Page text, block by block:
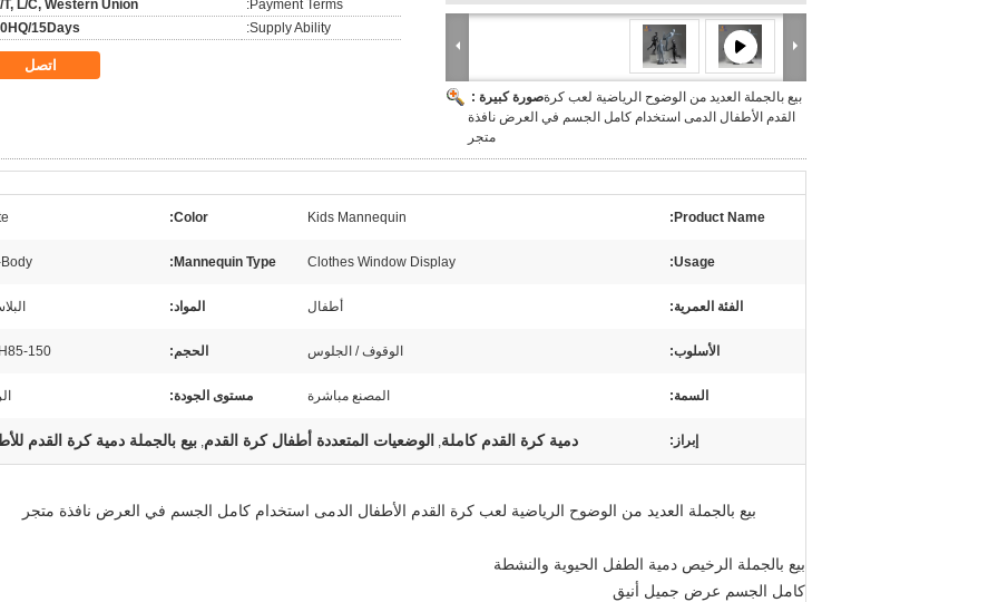
صورة كبيرة :بيع بالجملة العديد من الوضوح الرياضية لعب كرة
القدم الأطفال الدمى استخدام كامل الجسم في العرض نافذة
متجر
Payment Terms:
T, L/C, Western Union
Supply Ability:
15Days
اتصل
Product Name:
Kids Mannequin
Color:
Usage:
Clothes Window Display
Mannequin Type:
الفئة العمرية: أطفال المواد:
الأسلوب: الوقوف / الجلوس الحجم: H85-150 سم
السمة: المصنع مباشرة مستوى الجودة:
إبراز: دمية كرة القدم كاملة, الوضعيات المتعددة أطفال كرة القدم, بيع بالجملة دمية كرة القدم
بيع بالجملة العديد من الوضوح الرياضية لعب كرة القدم الأطفال الدمى استخدام كامل الجسم في العرض نافذة متجر
بيع بالجملة الرخيص دمية الطفل الحيوية والنشطة
كامل الجسم عرض جميل أنيق